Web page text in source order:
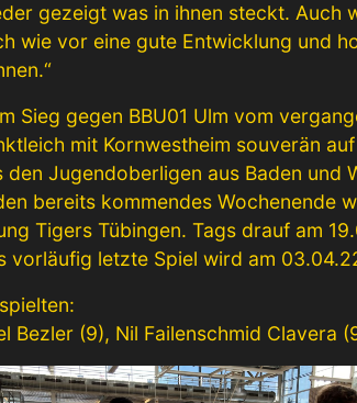
gezeigt was in ihnen steckt. Auch
wie vor eine gute Entwicklung und
Sieg gegen BBU01 Ulm vom
mit Kornwestheim souverän
den Jugendoberligen aus Baden
bereits kommendes Wochenende
Tigers Tübingen. Tags drauf am
vorläufig letzte Spiel wird am
Bezler (9), Nil Failenschmid Clavera